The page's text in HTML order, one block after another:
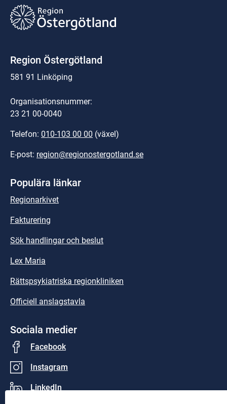
Region Östergötland
581 91 Linköping
Organisationsnummer:
23 21 00-0040
Telefon: 010-103 00 00 (växel)
E-post: region@regionostergotland.se
Populära länkar
Regionarkivet
Fakturering
Sök handlingar och beslut
Lex Maria
Rättspsykiatriska regionkliniken
Officiell anslagstavla
Sociala medier
Facebook
Instagram
LinkedIn